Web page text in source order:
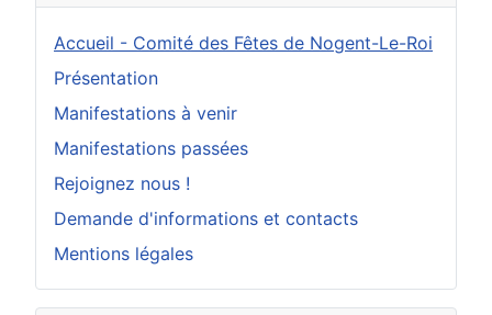
Accueil - Comité des Fêtes de Nogent-Le-Roi
Présentation
Manifestations à venir
Manifestations passées
Rejoignez nous !
Demande d'informations et contacts
Mentions légales